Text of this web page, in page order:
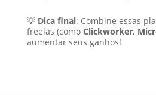
💡 Dica final: Combine essas
freelas (como Clickworker,
aumentar seus ganhos!